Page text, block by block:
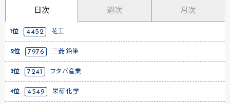
日次 週次 月次
1位 4452 花王
2位 7976 三菱鉛筆
3位 7241 フタバ産業
4位 4549 栄研化学